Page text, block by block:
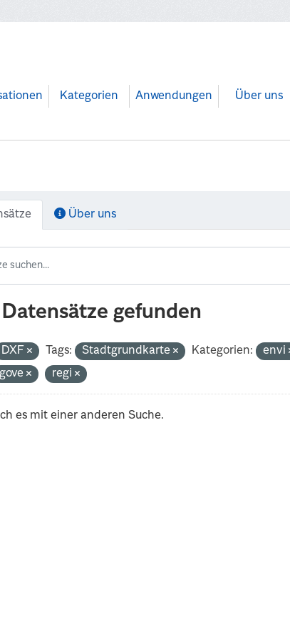
Kategorien Anwendungen Über uns
Über uns
Datensätze gefunden
DXF Tags: Stadtgrundkarte Kategorien:
envi
gove regi
es mit einer anderen Suche.